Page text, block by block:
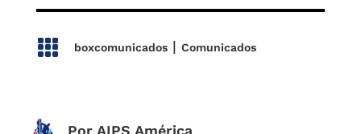
 boxcomunicados| Comunicados
Por AIPS América